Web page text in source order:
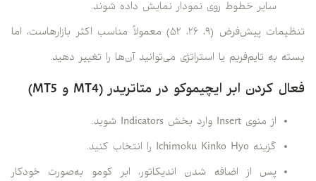
سایر خطوط روی نمودار نمایش داده شوند.
تنظیمات پیش‌فرض (۹، ۲۶، ۵۲) معمولاً مناسب اکثر بازارهاست، اما
بسته به تایم‌فریم یا استراتژی می‌توانید آن‌ها را تغییر دهید.
فعال کردن ابر ایچیموکو در متاتریدر (MT4 و MT5)
از منوی Insert وارد بخش Indicators شوید.
گزینه Ichimoku Kinko Hyo را انتخاب کنید.
پس از اضافه شدن اندیکاتور، ابر کومو به‌صورت خودکار